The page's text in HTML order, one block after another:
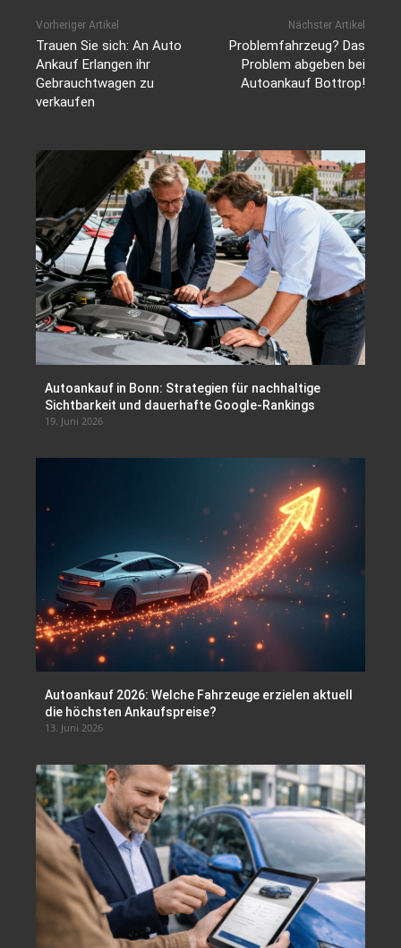
Vorheriger Artikel
Trauen Sie sich: An Auto
Ankauf Erlangen ihr
Gebrauchtwagen zu
verkaufen
Nächster Artikel
Problemfahrzeug? Das
Problem abgeben bei
Autoankauf Bottrop!
Autoankauf in Bonn: Strategien für nachhaltige
Sichtbarkeit und dauerhafte Google-Rankings
19. Juni 2026
Autoankauf 2026: Welche Fahrzeuge erzielen aktuell
die höchsten Ankaufspreise?
13. Juni 2026